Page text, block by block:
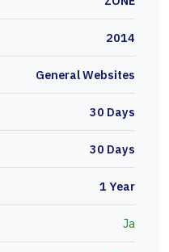
2014
General Websites
30 Days
30 Days
1 Year
Ja